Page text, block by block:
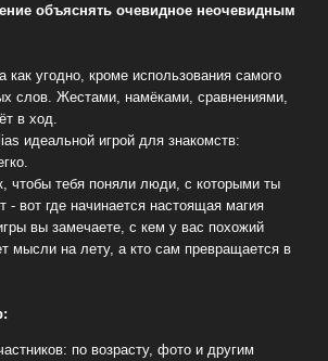
объяснять очевидное неочевидным
как угодно, кроме использования самого
слов. Жестами, намёками, сравнениями,
в ход.
идеальной игрой для знакомств:
чтобы тебя поняли люди, с которыми ты
- вот где начинается настоящая магия
вы замечаете, с кем у вас похожий
мысли на лету, а кто сам превращается в
по возрасту, фото и другим